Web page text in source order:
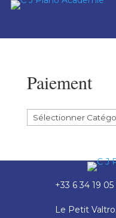
Paiement
+33 6 34 19 05
Le Petit